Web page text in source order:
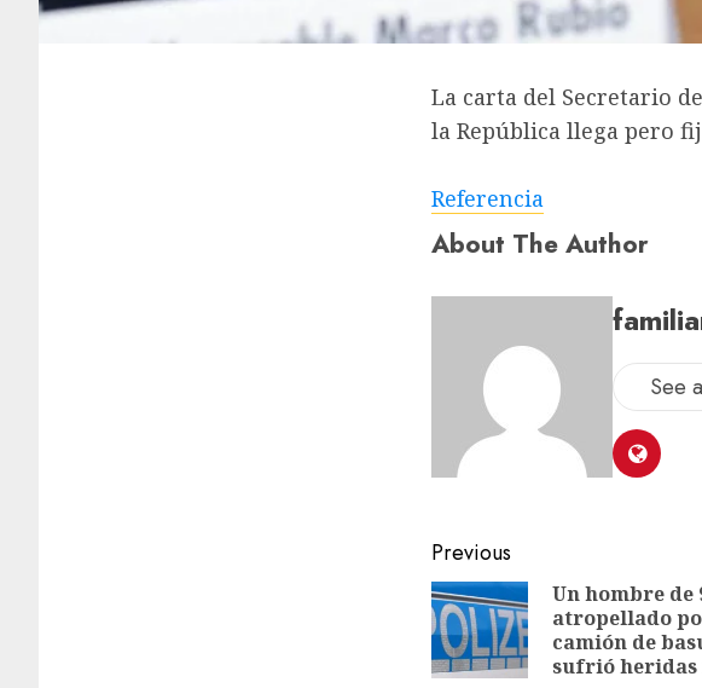
La carta del Secretario
la República llega pero
Referencia
About The Author
See
Previous
Un hombre de
atropellado
camión de
sufrió heridas